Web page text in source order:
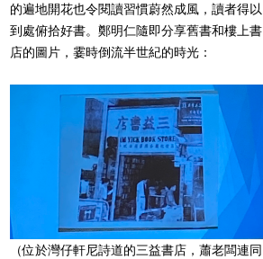
的遍地開花也令閱讀習慣蔚然成風，讀者得以
到處俯拾好書。鄭明仁隨即分享舊書和樓上書
店的圖片，霎時倒流半世紀的時光：
（位於灣仔軒尼詩道的三益書店，蕭老闆連同